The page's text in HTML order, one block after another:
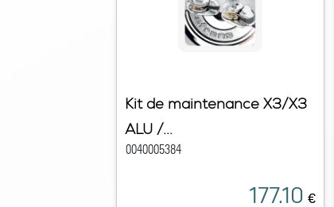
Kit de maintenance X3/X3
ALU /...
0040005384
177.10 €